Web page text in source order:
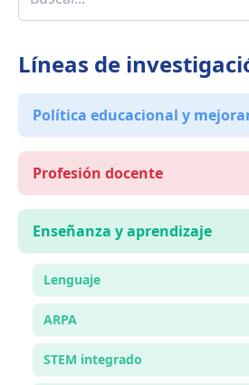
Líneas de
Política educacional y
Profesión docente
Enseñanza y aprendizaje
Lenguaje
ARPA
STEM integrado